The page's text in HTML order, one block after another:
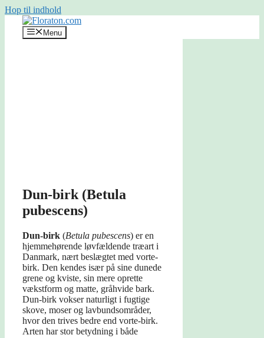
Hop til indhold
Menu
Dun-birk (Betula
pubescens)
Dun-birk (Betula pubescens) er en
hjemmehørende løvfældende træart i
Danmark, nært beslægtet med vorte-
birk. Den kendes især på sine dunede
grene og kviste, sin mere oprette
vækstform og matte, gråhvide bark.
Dun-birk vokser naturligt i fugtige
skove, moser og lavbundsområder,
hvor den trives bedre end vorte-birk.
Arten har stor betydning i både